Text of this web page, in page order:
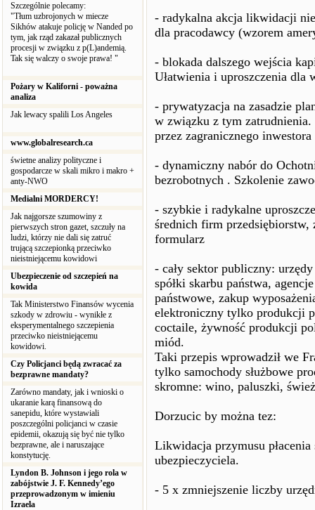
Szczególnie polecamy:
"Tłum uzbrojonych w miecze
Sikhów atakuje policję w Nanded po
tym, jak rząd zakazał publicznych
procesji w związku z p(L)andemią.
Tak się walczy o swoje prawa! "
Pożary w Kaliforni - poważna
analiza
Jak lewacy spalili Los Angeles
www.globalresearch.ca
świetne analizy polityczne i
gospodarcze w skali mikro i makro +
anty-NWO
Medialni MORDERCY!
Jak najgorsze szumowiny z
pierwszych stron gazet, szczuły na
ludzi, którzy nie dali się zatruć
trującą szczepionką przeciwko
nieistniejącemu kowidowi
Ubezpieczenie od szczepień na
kowida
Tak Ministerstwo Finansów wycenia
szkody w zdrowiu - wynikłe z
eksperymentalnego szczepienia
przeciwko nieistniejącemu
kowidowi.
Czy Policjanci będą zwracać za
bezprawne mandaty?
Zarówno mandaty, jak i wnioski o
ukaranie karą finansową do
sanepidu, które wystawiali
poszczególni policjanci w czasie
epidemii, okazują się być nie tylko
bezprawne, ale i naruszające
konstytucję.
Lyndon B. Johnson i jego rola w
zabójstwie J. F. Kennedy’ego
przeprowadzonym w imieniu
Izraela
- radykalna akcja likwidacji
dla pracodawcy (wzorem
- blokada dalszego wejścia
Ułatwienia i uproszczenia dla
- prywatyzacja na zasadzie
w związku z tym
przez zagranicznego
- dynamiczny nabór do
bezrobotnych . Szkolenie
- szybkie i radykalne
średnich firm
formularz
- cały sektor publiczny:
spółki skarbu państwa,
państwowe, zakup
elektroniczny tylko produkcji
coctaile, żywność produkcji
miód.
Taki przepis wprowadził we
tylko samochody służbowe
skromne: wino, paluszki,
Dorzucic by można tez:
Likwidacja przymusu
ubezpieczyciela.
- 5 x zmniejszenie liczby